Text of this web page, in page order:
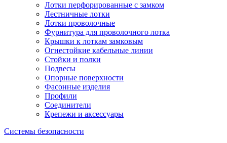
Лотки перфорированные с замком
Лестничные лотки
Лотки проволочные
Фурнитура для проволочного лотка
Крышки к лоткам замковым
Огнестойкие кабельные линии
Стойки и полки
Подвесы
Опорные поверхности
Фасонные изделия
Профили
Соединители
Крепежи и аксессуары
Системы безопасности